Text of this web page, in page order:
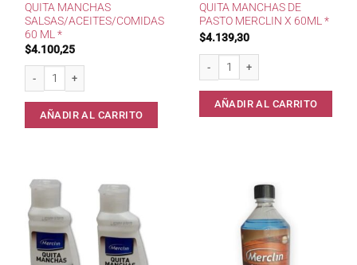
QUITA MANCHAS
SALSAS/ACEITES/COMIDAS
60 ML *
$4.100,25
Quita Manchas Salsas/Aceites/Comidas 60 ml * cantidad
AÑADIR AL CARRITO
QUITA MANCHAS DE
PASTO MERCLIN X 60ML *
$4.139,30
AÑADIR AL CARRITO